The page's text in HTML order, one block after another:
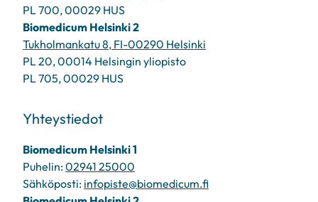
PL 700, 00029 HUS
Biomedicum Helsinki 2
Tukholmankatu 8, FI-00290 Helsinki
PL 20, 00014 Helsingin yliopisto
PL 705, 00029 HUS
Yhteystiedot
Biomedicum Helsinki 1
Puhelin:02941 25000
Sähköposti: infopiste@biomedicum.fi